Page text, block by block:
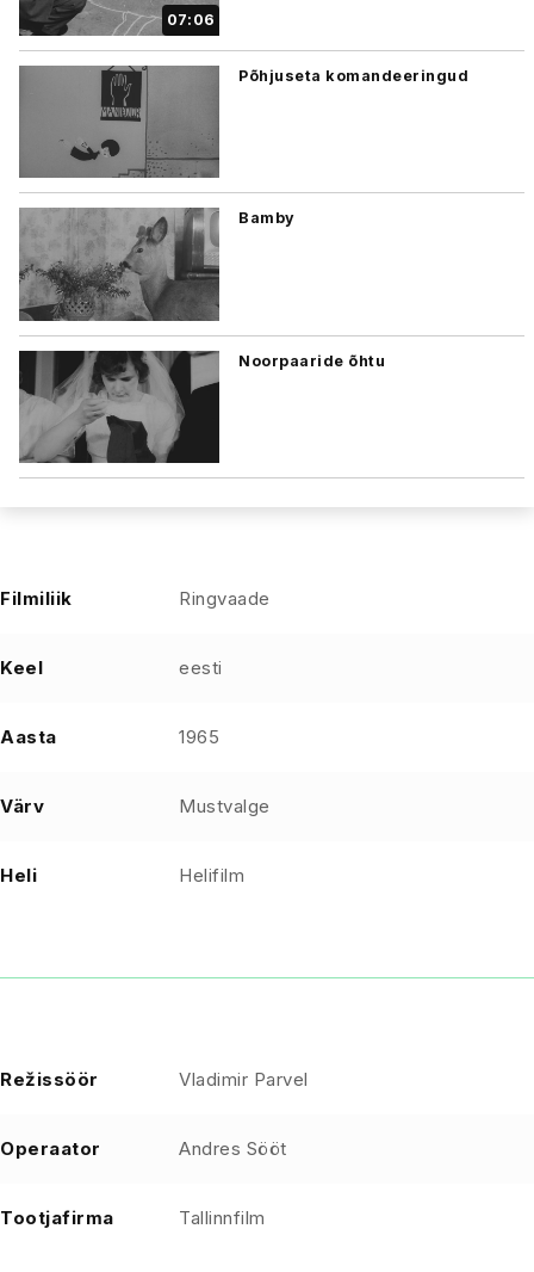
07:06
Põhjuseta komandeeringud
Bamby
Noorpaaride õhtu
Filmiliik Ringvaade
Keel eesti
Aasta 1965
Värv Mustvalge
Heli Helifilm
Režissöör Vladimir Parvel
Operaator Andres Sööt
Tootjafirma Tallinnfilm